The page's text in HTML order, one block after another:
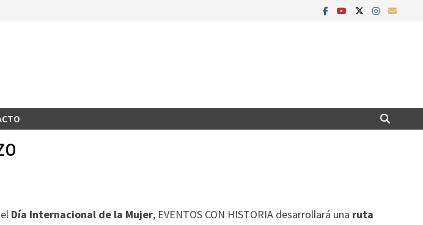
Día Internacional de la Mujer, EVENTOS CON HISTORIA desarrollará una ruta